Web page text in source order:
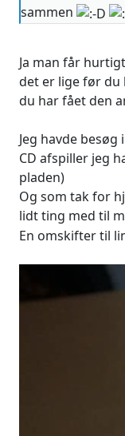
sammen
Ja man får
det er lige før du
du har fået den
Jeg havde
CD afspiller jeg
pladen)
Og som tak for
lidt ting med til
En omskifter til